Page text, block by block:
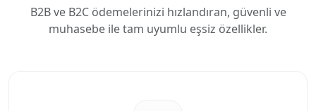
B2B ve B2C ödemelerinizi hızlandıran, güvenli ve
muhasebe ile tam uyumlu eşsiz özellikler.